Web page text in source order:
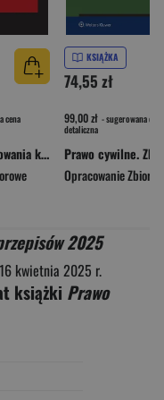
cena
Kodeks postępowania karnego wyd. 2025
KSIĄŻKA
74,55 zł
99,00 zł - sugerowana cena
detaliczna
Opracowanie
2025
kwietnia 2025 r.
książki Prawo